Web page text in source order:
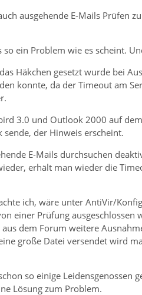
ausgehende E-Mails Prüfen
so ein Problem wie es scheint.
Häkchen gesetzt wurde bei
konnte, da der Timeout am
3.0 und Outlook 2000 auf
der Hinweis erscheint.
E-Mails durchsuchen
erhält man wieder die
ich, wäre unter AntiVir/
einer Prüfung
dem Forum weitere
große Datei versendet wird
so einige
Lösung zum Problem.